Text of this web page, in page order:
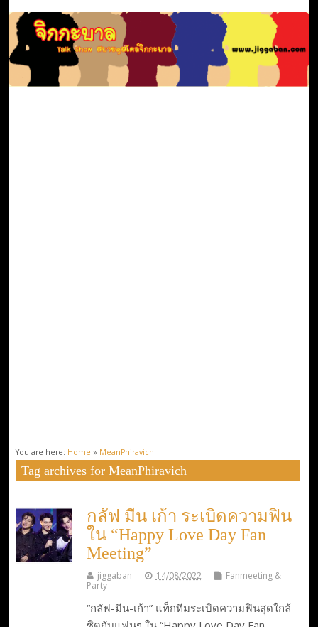
You are here: Home » MeanPhiravich
Tag archives for MeanPhiravich
กลัฟ มีน เก้า ระเบิดความฟิน
ใน “Happy Love Day Fan
Meeting”
jiggaban 14/08/2022
Fanmeeting &
Party
“กลัฟ-มีน-เก้า” แท็กทีมระเบิดความฟินสุดใกล้